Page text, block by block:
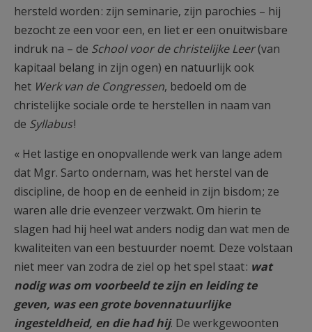
hersteld worden : zijn seminarie, zijn parochies – hij
bezocht ze een voor een, en liet er een onuitwisbare
indruk na – de School voor de christelijke Leer(van
kapitaal belang in zijn ogen) en natuurlijk ook
het Werk van de Congressen, bedoeld om de
christelijke sociale orde te herstellen in naam van
de Syllabus!
« Het lastige en onopvallende werk van lange adem
dat Mgr. Sarto ondernam, was het herstel van de
discipline, de hoop en de eenheid in zijn bisdom ; ze
waren alle drie evenzeer verzwakt. Om hierin te
slagen had hij heel wat anders nodig dan wat men de
kwaliteiten van een bestuurder noemt. Deze volstaan
niet meer van zodra de ziel op het spel staat : wat
nodig was om voorbeeld te zijn en leiding te
geven, was een grote bovennatuurlijke
ingesteldheid, en die had hij. De werkgewoonten